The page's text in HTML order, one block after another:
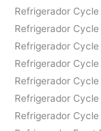
Refrigerador
Refrigerador
Refrigerador
Refrigerador
Refrigerador
Refrigerador
Refrigerador